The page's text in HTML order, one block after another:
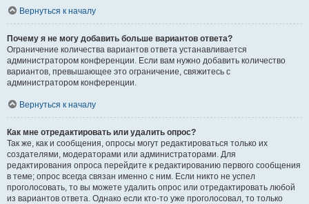
Вернуться к началу
Почему я не могу добавить больше вариантов ответа?
Ограничение количества вариантов ответа устанавливается
администратором конференции. Если вам нужно добавить количество
вариантов, превышающее это ограничение, свяжитесь с
администратором конференции.
Вернуться к началу
Как мне отредактировать или удалить опрос?
Так же, как и сообщения, опросы могут редактироваться только их
создателями, модераторами или администраторами. Для
редактирования опроса перейдите к редактированию первого сообщения
в теме; опрос всегда связан именно с ним. Если никто не успел
проголосовать, то вы можете удалить опрос или отредактировать любой
из вариантов ответа. Однако если кто-то уже проголосовал, то только